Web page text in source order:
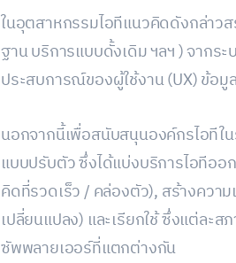
ในอุตสาหกรรมไอทีแนวคิดดังกล่าว
ฐาน บริการแบบดั้งเดิม ฯลฯ ) จาก
ประสบการณ์ของผู้ใช้งาน (UX) ข้อมู
นอกจากนี้เพื่อสนับสนุนองค์กรไอทีใ
แบบปรับตัว ซึ่งได้แบ่งบริการไอทีอ
คิดที่รวดเร็ว / คล่องตัว), สร้างควา
เปลี่ยนแปลง) และเรียกใช้ ซึ่งแต่ละ
ซัพพลายเออร์ที่แตกต่างกัน